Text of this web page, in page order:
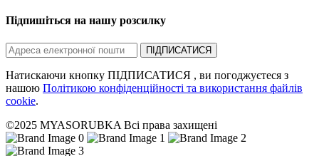
Підпишіться на нашу розсилку
ПІДПИСАТИСЯ
Натискаючи кнопку ПІДПИСАТИСЯ , ви погоджуєтеся з
нашою Політикою конфіденційності та використання файлів
cookie.
©2025 MYASORUBKA Всі права захищені